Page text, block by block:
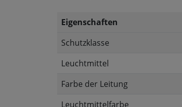
Eigenschaften
Schutzklasse
Leuchtmittel
Farbe der Leitung
Leuchtmittelfarbe